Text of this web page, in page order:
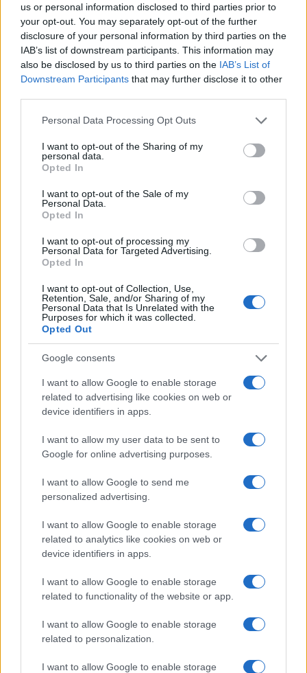
us or personal information disclosed to third parties prior to
your opt-out. You may separately opt-out of the further
disclosure of your personal information by third parties on the
IAB’s list of downstream participants. This information may
also be disclosed by us to third parties on the IAB’s List of
Downstream Participants that may further disclose it to other
Please note that this website/app uses one or more Google
not limited to your visit or usage behaviour. You may click to
grant or deny consent to Google and its third-party tags to
use your data for below specified purposes in below Google
consent section.
Personal Data Processing Opt Outs
I want to opt-out of the Sharing of my
personal data.
Opted In
I want to opt-out of the Sale of my
Personal Data.
Opted In
I want to opt-out of processing my
Personal Data for Targeted Advertising.
Opted In
I want to opt-out of Collection, Use,
Retention, Sale, and/or Sharing of my
Personal Data that Is Unrelated with the
Purposes for which it was collected.
Opted Out
Google consents
I want to allow Google to enable storage
related to advertising like cookies on web or
device identifiers in apps.
I want to allow my user data to be sent to
Google for online advertising purposes.
I want to allow Google to send me
personalized advertising.
I want to allow Google to enable storage
related to analytics like cookies on web or
device identifiers in apps.
I want to allow Google to enable storage
related to functionality of the website or app.
I want to allow Google to enable storage
related to personalization.
I want to allow Google to enable storage
Τρελό κέφι! Παπαδημητρίου - Συνατσάκη
στο Santanna της Μυκόνου για φαγητό
(ΦΩΤΟ)
Παπαδημητρίου - Συνατσάκη και η παρέα
τους «οργώνουν» την Μύκονο! (ΦΩΤΟ)